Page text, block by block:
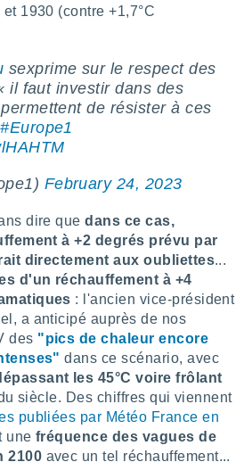
1930 (contre +1,7°C
sexprime sur le respect des
il faut investir dans des
de résister à ces
#Europe1
February 24, 2023
dire quedans ce cas,
à +2 degrés prévu par
directement aux oubliettes...
d'un réchauffement à +4
: l'ancien vice-président
a anticipé auprès de nos
des "pics de chaleur encore
dans ce scénario, avec
les 45°C voire frôlant
siècle. Des chiffres qui viennent
publiées par Météo France en
unefréquence des vagues de
2100 avec un tel réchauffement...